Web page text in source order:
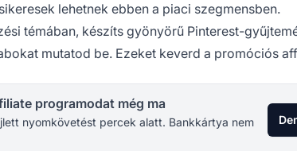
lehetnek ebben a piaci szegmensben.
témában, készíts gyönyörű Pinterest-
mutatod be. Ezeket keverd a promóciós
programodat még ma
nyomkövetést percek alatt. Bankkártya nem